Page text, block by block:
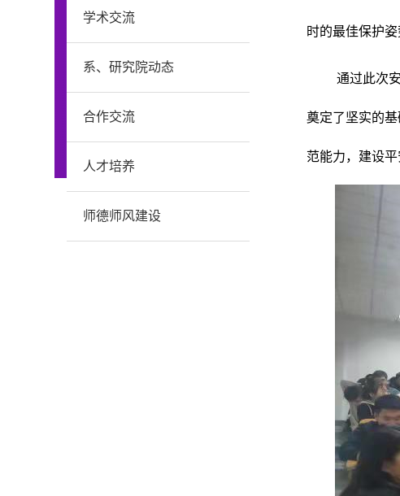
学术交流
系、研究院动态
合作交流
人才培养
师德师风建设
时的最佳保护
通过此次
奠定了坚实的
范能力，建设平